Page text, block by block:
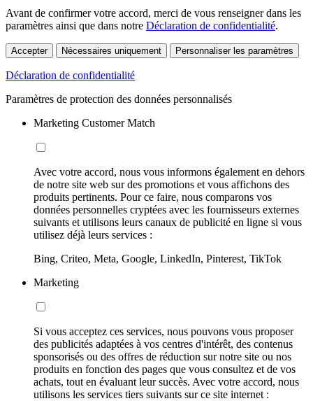
Avant de confirmer votre accord, merci de vous renseigner dans les
paramètres ainsi que dans notre Déclaration de confidentialité.
Accepter Nécessaires uniquement Personnaliser les paramètres
Déclaration de confidentialité
Paramètres de protection des données personnalisés
Marketing Customer Match
Avec votre accord, nous vous informons également en dehors
de notre site web sur des promotions et vous affichons des
produits pertinents. Pour ce faire, nous comparons vos
données personnelles cryptées avec les fournisseurs externes
suivants et utilisons leurs canaux de publicité en ligne si vous
utilisez déjà leurs services :
Bing, Criteo, Meta, Google, LinkedIn, Pinterest, TikTok
Marketing
Si vous acceptez ces services, nous pouvons vous proposer
des publicités adaptées à vos centres d'intérêt, des contenus
sponsorisés ou des offres de réduction sur notre site ou nos
produits en fonction des pages que vous consultez et de vos
achats, tout en évaluant leur succès. Avec votre accord, nous
utilisons les services tiers suivants sur ce site internet :